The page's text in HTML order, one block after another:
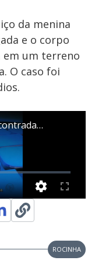
da menina
e o corpo
em um terreno
O caso foi
ROCINHA